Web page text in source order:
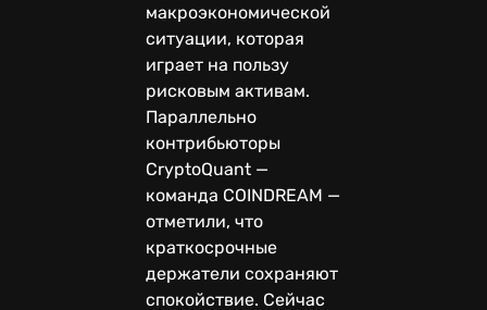
макроэкономической
ситуации, которая
играет на пользу
рисковым активам.
Параллельно
контрибьюторы
CryptoQuant —
команда COINDREAM —
отметили, что
краткосрочные
держатели сохраняют
спокойствие. Сейчас